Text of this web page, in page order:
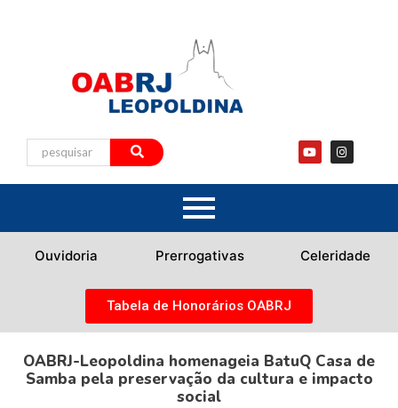
Ouvidoria Prerrogativas Celeridade
Tabela de Honorários OABRJ
OABRJ-Leopoldina homenageia BatuQ Casa de
Samba pela preservação da cultura e impacto
social